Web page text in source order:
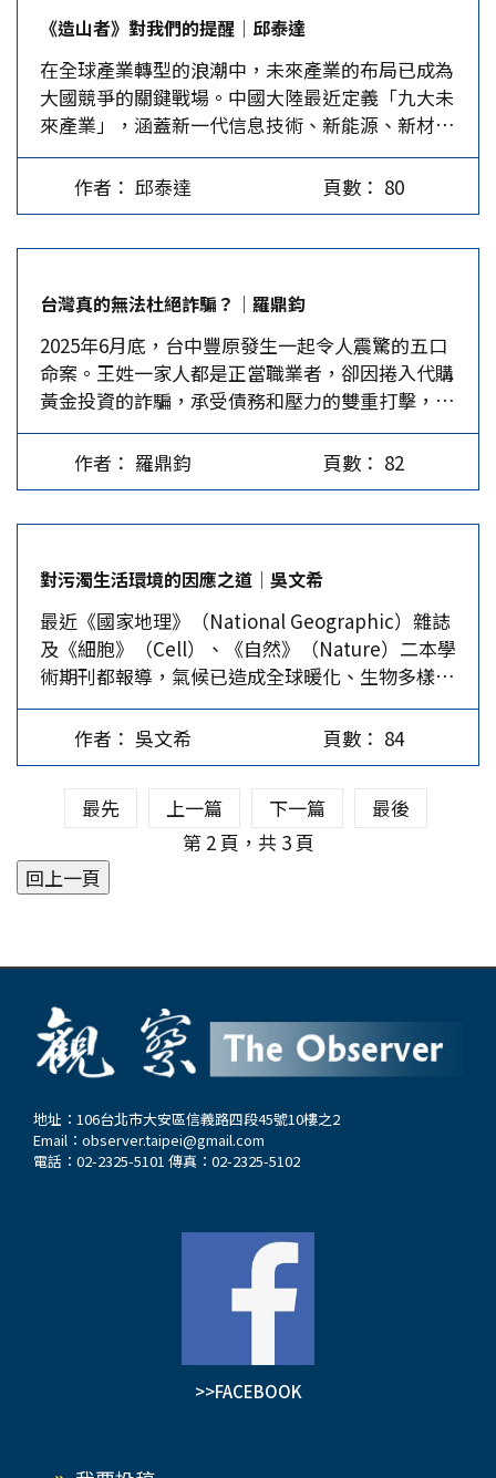
否認。最後的Mayday求救信號也是副駕駛的聲
音，但來不及呼叫班機代號…
其如何成為全球科技命脈的霸主。 從起步到全球
領軍 台灣半導體產業的崛起並非一蹴而就，而是
數十年深耕的成果。1960年代，外國企業如通用儀
器和飛利浦在台灣設立封裝廠，開啟了產業雛形。
然而，真正的轉捩點出現在1970年代，當時台灣政
府將半導體視為經濟轉型的關鍵，積極推動技術引
進與本土化。1973年工業技術研究院（ITRI）成
立，1976年ITRI與美國RCA公司簽署技術移轉協
導體企業。1987年台灣積體電路製造公司
（TSMC）創立，開創了晶圓代工模式，專注為全
球客戶製造晶片，不僅帶動台灣半導體產業的快速
成長，也重塑了全球產業分工。從新竹科學園區的
建立，到1990年代的產業集群形成，台灣逐步構建
了完整的半導體生態系，成為全球的供應鏈樞紐。
打造世界級半導體強國…
《造山者》對我們的提醒│邱泰達
在全球產業轉型的浪潮中，未來產業的布局已成為
大國競爭的關鍵戰場。中國大陸最近定義「九大未
來產業」，涵蓋新一代信息技術、新能源、新材料
（包括稀土）、先進製造、空天開發、海洋經濟、
綠色低碳、量子科技與生命健康。這不僅是一個產
業清單，更是國家戰略願景的體現：透過資源整
的「未來產業」布局，雖然沒有以官方名單集中定
義，但透過《CHIPS and Science Act》強化半導
體與先進製造、《America’s…
作者： 邱泰達 頁數： 80
台灣真的無法杜絕詐騙？│羅鼎鈞
2025年6月底，台中豐原發生一起令人震驚的五口
命案。王姓一家人都是正當職業者，卻因捲入代購
黃金投資的詐騙，承受債務和壓力的雙重打擊，最
終走上集體自殺的絕路。案發後，王家大姊通過資
訊向親友表達：「這個世界讓我感到絕望」、「對
不起，我已經盡力了，但還是讓你們失望了。」
毀家庭和奪去生命。那麼我們真的無能為力嗎？
根據「165打詐儀錶板」的數據，2025年6月台灣
一個月內受理的詐騙案件高達16,388起，損失金額
高達89億多元，較前一個月增長了2.1%。這一個
月裡台灣平均每天有546人受騙，損失接近3億元。
這些數字背後有無數家庭像王家一樣，在誤信與壓
力下逐漸崩潰。 反思當前的反詐騙制度時，不得
不思考：政府花費巨額的預算拍攝反詐騙宣傳片、
發送提醒簡訊、設立專責單位，為什麼人們依然感
到「防不勝防」？ 詐騙變成心理與社會攻擊…
作者： 羅鼎鈞 頁數： 82
對污濁生活環境的因應之道│吳文希
最近《國家地理》（National Geographic）雜誌
及《細胞》（Cell）、《自然》（Nature）二本學
術期刊都報導，氣候已造成全球暖化、生物多樣性
喪失、生物地理化學環境循環、土地不當利用及污
染等五大問題，也直接影響人體的老化及健康。
雨水中發現三氟乙烯 三氟乙烯（TFA）是種農業化
學製品、製藥及精細化學品行業所使用的原料。
2005年國際研究小組在大西洋、北冰洋、太平洋中
曾發現TFA的存在，推斷海洋中含有約6,000萬-2億
噸的數量。 今年7月《自然》報導，因為TFA具有
高度水溶特性，人體內的TFA含量可能上升，因它
骨細胞的增殖。而且，德國已將其列為影響生育的
毒素，與接受其他化學物質的實驗動物的胎兒相
較，其體重更輕、畸形更顯嚴重、視力變弱。…
作者： 吳文希 頁數： 84
最先 上一篇 下一篇
最後
第 2 頁，共 3 頁
地址：106台北市大安區信義路四段45號10樓之2
Email： observer.taipei@gmail.com
電話：02-2325-5101 傳真：02-2325-5102
>>FACEBOOK